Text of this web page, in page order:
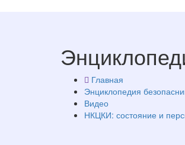
Главная
Энциклопедия
Видео
НКЦКИ: состояние и